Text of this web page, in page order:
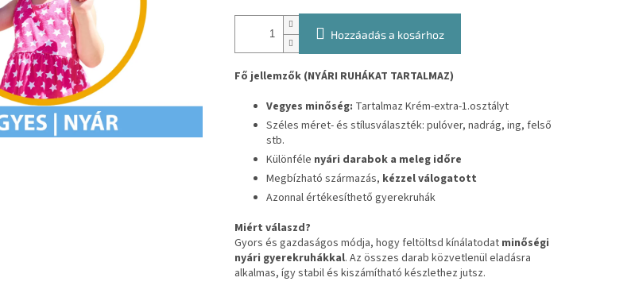
Hozzáadás a kosárhoz
Fő jellemzők (NYÁRI RUHÁKAT TARTALMAZ)
Vegyes minőség: Tartalmaz Krém-extra-1.osztályt
Széles méret- és stílusválaszték: pulóver, nadrág, ing, felső
stb.
Különféle nyári darabok a meleg időre
Megbízható származás, kézzel válogatott
Azonnal értékesíthető gyerekruhák
Miért válaszd?
Gyors és gazdaságos módja, hogy feltöltsd kínálatodat minőségi
nyári gyerekruhákkal. Az összes darab közvetlenül eladásra
alkalmas, így stabil és kiszámítható készlethez jutsz.